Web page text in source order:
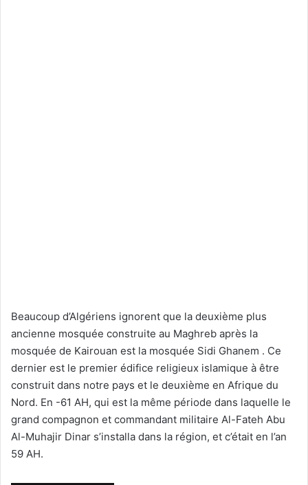
Beaucoup d’Algériens ignorent que la deuxième plus
ancienne mosquée construite au Maghreb après la
mosquée de Kairouan est la mosquée Sidi Ghanem . Ce
dernier est le premier édifice religieux islamique à être
construit dans notre pays et le deuxième en Afrique du
Nord. En -61 AH, qui est la même période dans laquelle le
grand compagnon et commandant militaire Al-Fateh Abu
Al-Muhajir Dinar s’installa dans la région, et c’était en l’an
59 AH.